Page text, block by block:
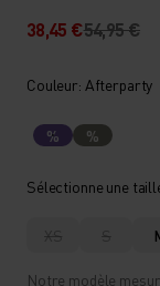
38,45 €54,95 €
Couleur: Afterparty
% %
Sélectionne une
XS S
Notre modèle